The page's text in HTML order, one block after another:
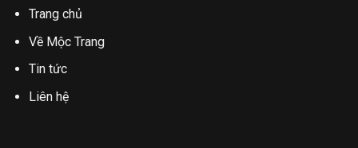
Trang chủ
Về Mộc Trang
Tin tức
Liên hệ